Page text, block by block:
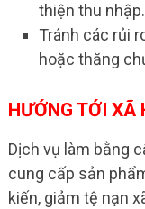
thiện thu nhập.
Tránh các rủi
hoặc thăng
HƯỚNG TỚI XÃ
Dịch vụ làm bằng
cung cấp sản
kiến, giảm tệ nạn